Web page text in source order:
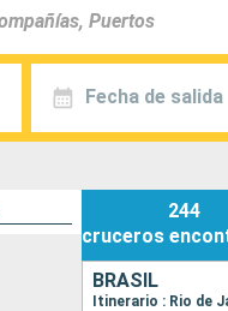
Fecha de salida
244
cruceros
BRASIL
Itinerario : Rio de